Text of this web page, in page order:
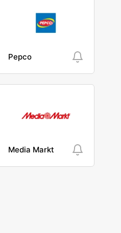
Pepco
Media Markt